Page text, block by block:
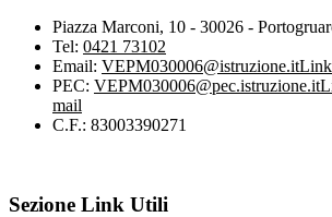
Piazza Marconi, 10 - 30026 -
Tel: 0421 73102
Email: VEPM030006@istruzione.itLink
PEC: VEPM030006@pec.istruzione.it
mail
C.F.: 83003390271
Sezione Link Utili